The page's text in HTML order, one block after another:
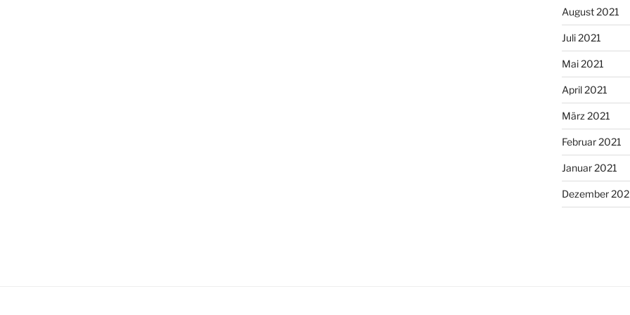
August 2021
Juli 2021
Mai 2021
April 2021
März 2021
Februar 2021
Januar 2021
Dezember